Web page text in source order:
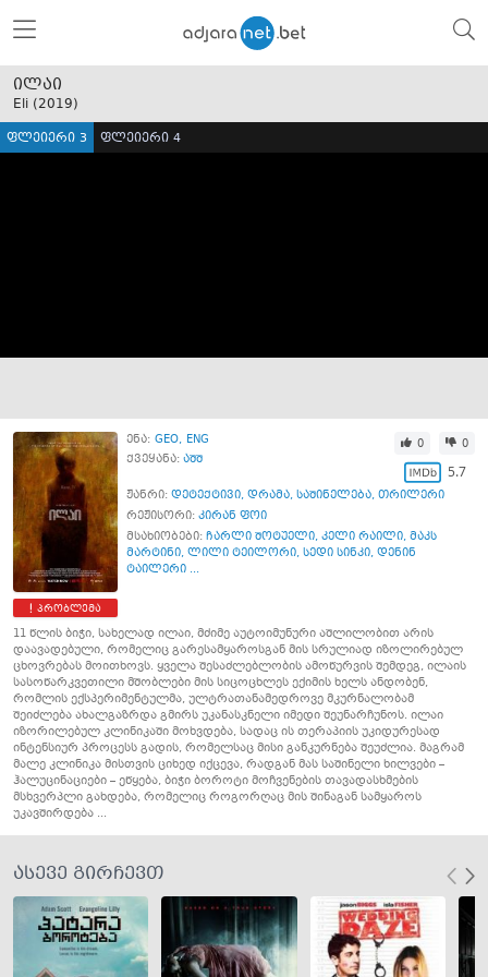
ილაი
Eli (2019)
ფლეიერი 3 ფლეიერი 4
პრობლემა
ენა: GEO ENG
ქვეყანა: აშშ
0 0
5.7
ჟანრი: დეტექტივი, დრამა, საშინელება, თრილერი
რეჟისორი: კირან ფოი
მსახიობები: ჩარლი შოტუელი, კელი რაილი, მაკს
მარტინი, ლილი ტეილორი, სედი სინკი, დენინ
ტაილერი ...
11 წლის ბიჭი, სახელად ილაი, მძიმე აუტოიმუნური აშლილობით არის
დაავადებული, რომელიც გარესამყაროსგან მის სრულიად იზოლირებულ
ცხოვრებას მოითხოვს. ყველა შესაძლებლობის ამოწურვის შემდეგ, ილაის
სასოწარკვეთილი მშობლები მის სიცოცხლეს ექიმის ხელს ანდობენ,
რომლის ექსპერიმენტულმა, ულტრათანამედროვე მკურნალობამ
შეიძლება ახალგაზრდა გმირს უკანასკნელი იმედი შეუნარჩუნოს. ილაი
იზორილებულ კლინიკაში მოხვდება, სადაც ის თერაპიის უკიდურესად
ინტენსიურ პროცესს გადის, რომელსაც მისი განკურნება შეუძლია. მაგრამ
მალე კლინიკა მისთვის ციხედ იქცევა, რადგან მას საშინელი ხილვები –
ჰალუცინაციები – ეწყება, ბიჭი ბოროტი მოჩვენების თავადასხმების
მსხვერპლი გახდება, რომელიც როგორღაც მის შინაგან სამყაროს
უკავშირდება ...
ასევე გირჩევთ